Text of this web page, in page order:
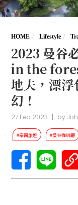
HOME Lifestyle
2023 曼谷
in the
地夫，漂
幻！
27 Feb 2023 | by
#泰國旅遊 #曼谷咖啡廳